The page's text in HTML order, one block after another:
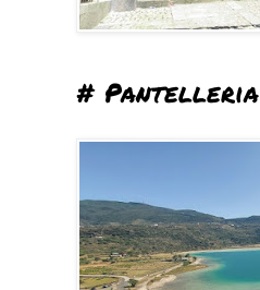
# Pantelleria